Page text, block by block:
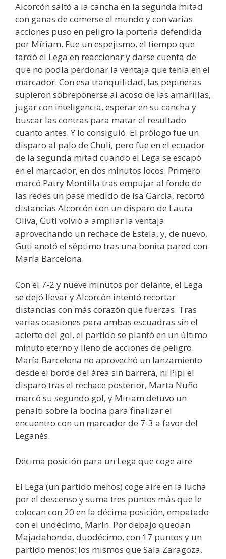
Alcorcón saltó a la cancha en la segunda mitad
con ganas de comerse el mundo y con varias
acciones puso en peligro la portería defendida
por Míriam. Fue un espejismo, el tiempo que
tardó el Lega en reaccionar y darse cuenta de
que no podía perdonar la ventaja que tenía en el
marcador. Con esa tranquilidad, las pepineras
supieron sobreponerse al acoso de las amarillas,
jugar con inteligencia, esperar en su cancha y
buscar las contras para matar el resultado
cuanto antes. Y lo consiguió. El prólogo fue un
disparo al palo de Chuli, pero fue en el ecuador
de la segunda mitad cuando el Lega se escapó
en el marcador, en dos minutos locos. Primero
marcó Patry Montilla tras empujar al fondo de
las redes un pase medido de Isa García, recortó
distancias Alcorcón con un disparo de Laura
Oliva, Guti volvió a ampliar la ventaja
aprovechando un rechace de Estela, y, de nuevo,
Guti anotó el séptimo tras una bonita pared con
María Barcelona.
Con el 7-2 y nueve minutos por delante, el Lega
se dejó llevar y Alcorcón intentó recortar
distancias con más corazón que fuerzas. Tras
varias ocasiones para ambas escuadras sin el
acierto del gol, el partido se plantó en un último
minuto eterno y lleno de acciones de peligro.
María Barcelona no aprovechó un lanzamiento
desde el borde del área sin barrera, ni Pipi el
disparo tras el rechace posterior, Marta Nuño
marcó su segundo gol, y Miriam detuvo un
penalti sobre la bocina para finalizar el
encuentro con un marcador de 7-3 a favor del
Leganés.
Décima posición para un Lega que coge aire
El Lega (un partido menos) coge aire en la lucha
por el descenso y suma tres puntos más que le
colocan con 20 en la décima posición, empatado
con el undécimo, Marín. Por debajo quedan
Majadahonda, duodécimo, con 17 puntos y un
partido menos; los mismos que Sala Zaragoza,